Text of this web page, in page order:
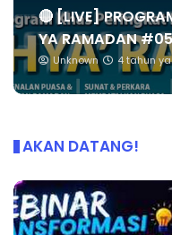
🔴 [LIVE]
YA RAMADAN
Unknown 4 tahun
AKAN DATANG!